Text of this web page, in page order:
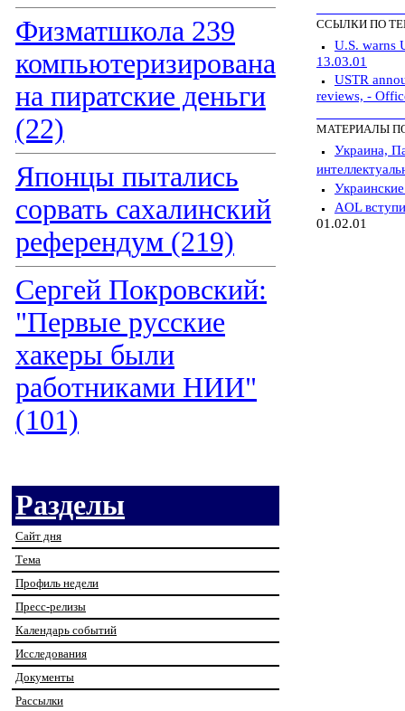
Физматшкола 239
компьютеризирована
на пиратские деньги
(22)
Японцы пытались
сорвать сахалинский
референдум (219)
Сергей Покровский:
"Первые русские
хакеры были
работниками НИИ"
(101)
Разделы
Сайт дня
Тема
Профиль недели
Пресс-релизы
Календарь событий
Исследования
Документы
Рассылки
ССЫЛКИ ПО
U.S. warns
13.03.01
USTR
reviews, -
МАТЕРИАЛЫ
Украина,
AOL
01.02.01